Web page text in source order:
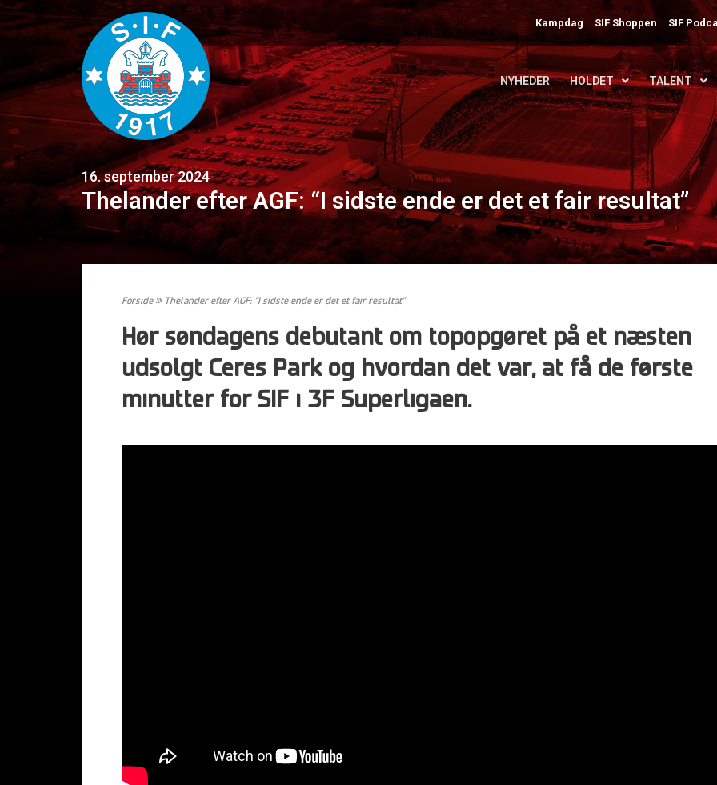
Kampdag SIF Shoppen SIF
NYHEDER HOLDET TALENT
16. september 2024
Thelander efter AGF: “I sidste ende er det et fair resultat”
Forside» Thelander efter AGF: “I sidste ende er det et fair resultat”
Hør søndagens debutant om topopgøret på et næsten
udsolgt Ceres Park og hvordan det var, at få de første
minutter for SIF i 3F Superligaen.